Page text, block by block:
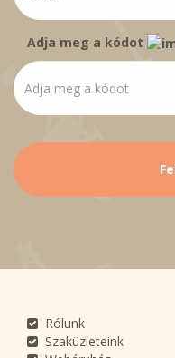
Adja meg a kódot
Rólunk
Szaküzleteink